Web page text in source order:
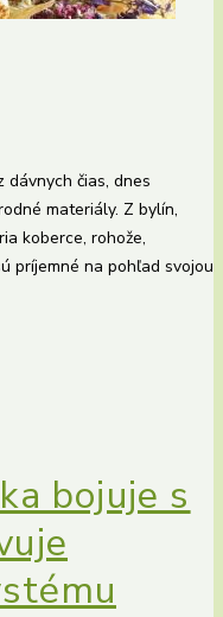
čias, dnes
materiály. Z bylín,
koberce, rohože,
príjemné na pohľad svojou
bojuje s